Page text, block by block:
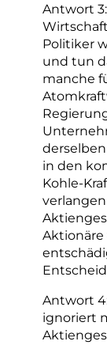
Antwort
Politiker
und tun
manche
in den
Kohle-
Aktionäre
Antwort
ignoriert